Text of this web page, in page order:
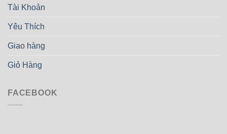
Tài Khoản
Yêu Thích
Giao hàng
Giỏ Hàng
FACEBOOK